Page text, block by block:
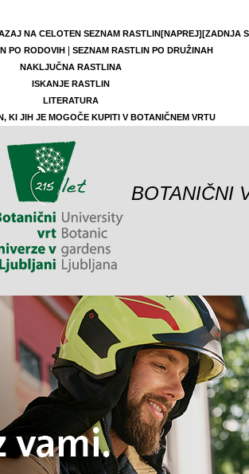
NA CELOTEN SEZNAM RASTLIN[NAPREJ][ZADNJA
PO RODOVIH|
SEZNAM RASTLIN PO DRUŽINAH
NAKLJUČNA RASTLINA
ISKANJE RASTLIN
LITERATURA
KI JIH JE MOGOČE KUPITI V BOTANIČNEM VRTU
BOTANIČNI